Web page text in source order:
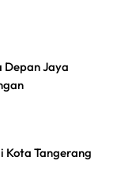
Depan Jaya
Kota Tangerang